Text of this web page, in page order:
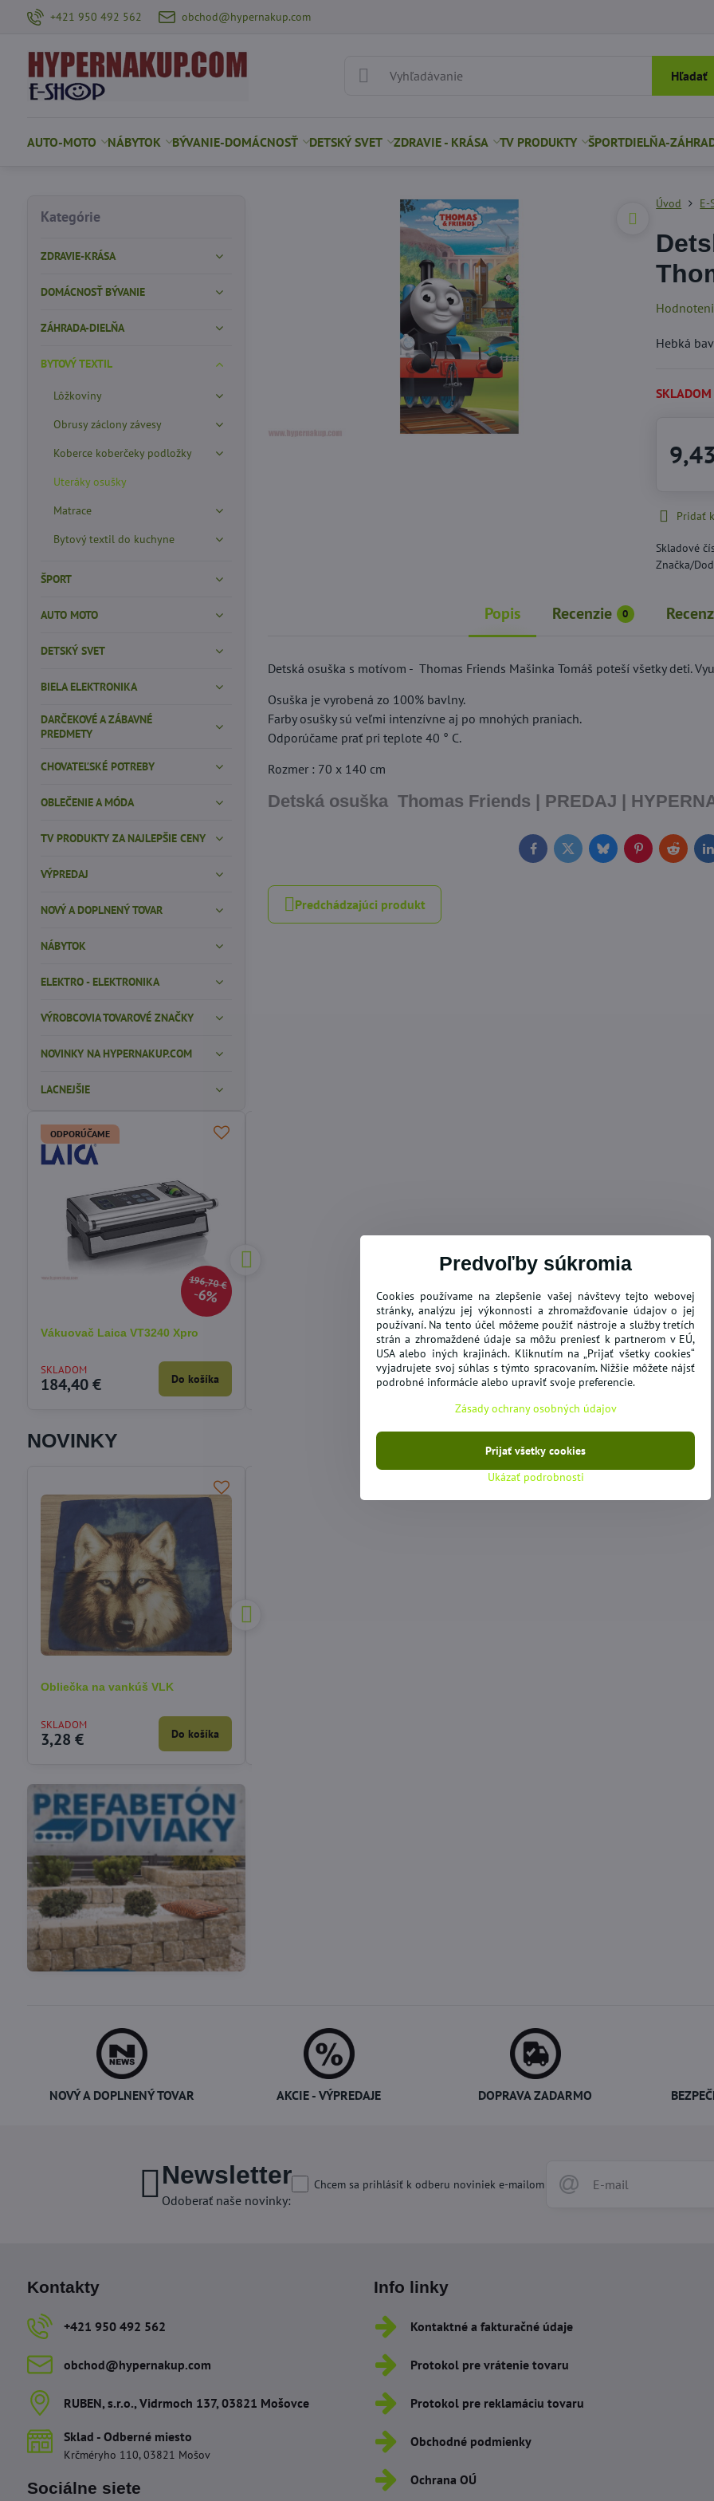
+421 950 492 562 obchod@hypernakup.com
Hľadať
AUTO-MOTO NÁBYTOK BÝVANIE-DOMÁCNOSŤ DETSKÝ SVET ZDRAVIE - KRÁSA TV PRODUKTY ŠPORTDIELŇA-
Úvod E-
Hebká
SKLADOM
Pridať
Skladové
Značka/
Popis Recenzie 0
Detská osuška s motívom - Thomas Friends Mašinka Tomáš poteší všetky deti.
Osuška je vyrobená zo 100% bavlny.
Farby osušky sú veľmi intenzívne aj po mnohých praniach.
Odporúčame prať pri teplote 40 ° C.
Rozmer : 70 x 140 cm
Detská osuška Thomas Friends | PREDAJ |
FacebookTwitterBlueskyPinterestReddit
Predchádzajúci produkt
Kategórie
ZDRAVIE-KRÁSA
DOMÁCNOSŤ BÝVANIE
ZÁHRADA-DIELŇA
BYTOVÝ TEXTIL
Lôžkoviny
Obrusy záclony závesy
Koberce koberčeky podložky
Uteráky osušky
Matrace
Bytový textil do kuchyne
ŠPORT
AUTO MOTO
DETSKÝ SVET
BIELA ELEKTRONIKA
DARČEKOVÉ A ZÁBAVNÉ
PREDMETY
CHOVATEĽSKÉ POTREBY
OBLEČENIE A MÓDA
TV PRODUKTY ZA NAJLEPŠIE CENY
VÝPREDAJ
NOVÝ A DOPLNENÝ TOVAR
NÁBYTOK
ELEKTRO - ELEKTRONIKA
VÝROBCOVIA TOVAROVÉ ZNAČKY
NOVINKY NA HYPERNAKUP.COM
LACNEJŠIE
196,70 €
6%
ODPORÚČAME
Vákuovač Laica VT3240 Xpro
SKLADOM
184,40 € Do košíka
Rozkladacia nafukovacia pohovka
Do košíka
78%
Korektor fixátor Hallux Valgus
deň/noc - 1/ks
SKLADOM
4,31 € Do košíka
NOVINKY
Obliečka na vankúš VLK
SKLADOM
3,28 € Do košíka
Vákuové skladovanie
potravín
Potreby pre cukrárov
NOVÝ A DOPLNENÝ TOVAR AKCIE - VÝPREDAJE DOPRAVA ZADARMO
Newsletter
Odoberať naše novinky:
Chcem sa prihlásiť k odberu noviniek e-mailom
Kontakty
+421 950 492 562
obchod​@hypernakup​.com
RUBEN, s​.r​.o​., Vidrmoch 137, 03821 Mošovce
Sklad - Odberné miesto
Krčméryho 110, 03821 Mošov
Sociálne siete
Info linky
Kontaktné a fakturačné údaje
Protokol pre vrátenie tovaru
Protokol pre reklamáciu tovaru
Obchodné podmienky
Ochrana OÚ
Predvoľby súkromia
Cookies používame na zlepšenie vašej návštevy tejto webovej
stránky, analýzu jej výkonnosti a zhromažďovanie údajov o jej
používaní. Na tento účel môžeme použiť nástroje a služby tretích
strán a zhromaždené údaje sa môžu preniesť k partnerom v EÚ,
USA alebo iných krajinách. Kliknutím na „Prijať všetky cookies“
vyjadrujete svoj súhlas s týmto spracovaním. Nižšie môžete nájsť
podrobné informácie alebo upraviť svoje preferencie.
Zásady ochrany osobných údajov
Ukázať podrobnosti
Prijať všetky cookies